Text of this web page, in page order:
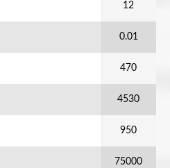
12
0.01
470
4530
950
75000